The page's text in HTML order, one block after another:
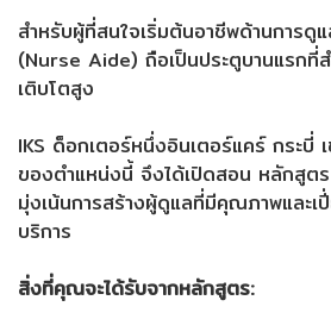
สำหรับผู้ที่สนใจเริ่มต้นอาชีพด้านการดู
(Nurse Aide) ถือเป็นประตูบานแรกที่
เติบโตสูง
IKS ด็อกเตอร์หนึ่งอินเตอร์แคร์ กระบี่
ของตำแหน่งนี้ จึงได้เปิดสอน หลักสู
มุ่งเน้นการสร้างผู้ดูแลที่มีคุณภาพและเ
บริการ
สิ่งที่คุณจะได้รับจากหลักสูตร: